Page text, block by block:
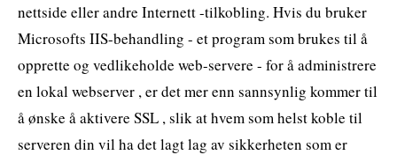
nettside eller andre Internett -tilkobling. Hvis du bruker
Microsofts IIS-behandling - et program som brukes til å
opprette og vedlikeholde web-servere - for å administrere
en lokal webserver , er det mer enn sannsynlig kommer til
å ønske å aktivere SSL , slik at hvem som helst koble til
serveren din vil ha det lagt lag av sikkerheten som er